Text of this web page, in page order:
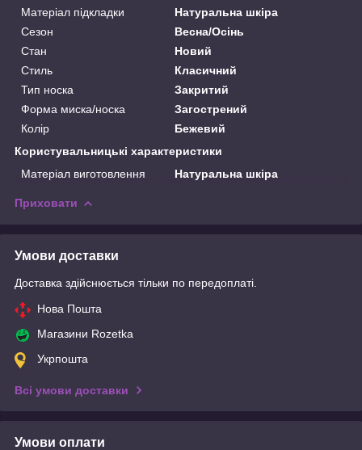
Матеріал підкладки
Натуральна шкіра
Сезон
Весна/Осінь
Стан
Новий
Стиль
Класичний
Тип носка
Закритий
Форма миска/носка
Загострений
Колір
Бежевий
Користувальницькі характеристики
Матеріал виготовлення
Натуральна шкіра
Приховати
Умови доставки
Доставка здійснюється тільки по передоплаті.
Нова Пошта
Магазини Rozetka
Укрпошта
Всі умови доставки
Умови оплати